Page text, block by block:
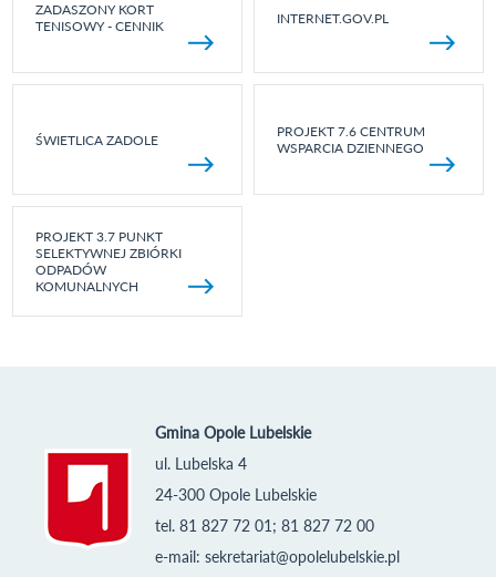
ZADASZONY KORT
TENISOWY - CENNIK
INTERNET.GOV.PL
ŚWIETLICA ZADOLE
PROJEKT 7.6 CENTRUM
WSPARCIA DZIENNEGO
PROJEKT 3.7 PUNKT
SELEKTYWNEJ ZBIÓRKI
ODPADÓW
KOMUNALNYCH
Gmina Opole Lubelskie
ul. Lubelska 4
24-300 Opole Lubelskie
tel. 81 827 72 01; 81 827 72 00
e-mail: sekretariat@opolelubelskie.pl